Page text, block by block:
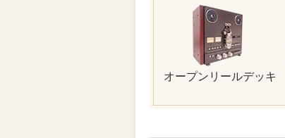
オープンリールデッキ